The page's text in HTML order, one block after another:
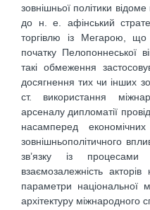
зовнішньої політики
до н. е. афінський
торгівлю із Мегарою,
початку Пелопоннеської
такі обмеження
досягнення тих чи інших
ст. використання
арсеналу дипломатії
насамперед
зовнішньополітичного
зв’язку із процесами
взаємозалежність
параметри національної
архітектуру міжнародного